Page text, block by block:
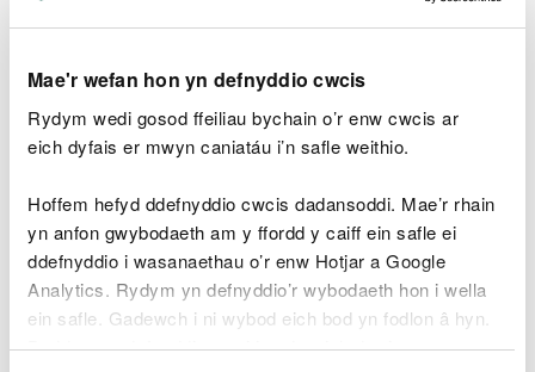
Mae'r wefan hon yn defnyddio cwcis
Rydym wedi gosod ffeiliau bychain o’r enw cwcis ar
eich dyfais er mwyn caniatáu i’n safle weithio.
Hoffem hefyd ddefnyddio cwcis dadansoddi. Mae’r rhain
yn anfon gwybodaeth am y ffordd y caiff ein safle ei
ddefnyddio i wasanaethau o’r enw Hotjar a Google
Analytics. Rydym yn defnyddio’r wybodaeth hon i wella
ein safle. Gadewch i ni wybod eich bod yn fodlon â hyn.
Byddwn yn defnyddio cwci i gadw eich dewis.
3. Ni chaniateir trwydded
wastraff ac esemptiadau
gwastraff ar yr un safle
Chwe mis ar ôl i’r ddeddfwriaeth ddod i rym, ni
allwch gael esemptiad gwastraff a thrwydded
wastraff ar gyfer yr un safle, neu ar gyfer safleoedd
sydd â chysylltiad uniongyrchol wrth ei ymyl.